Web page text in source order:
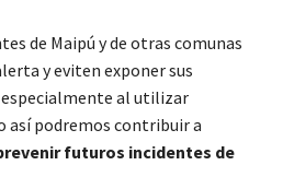
de Maipú y de otras comunas
y eviten exponer sus
al utilizar
así podremos contribuir a
futuros incidentes de